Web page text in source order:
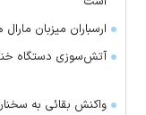
ارسباران میزبان مارال
آتش‌سوزی دستگاه
واکنش بقائی به